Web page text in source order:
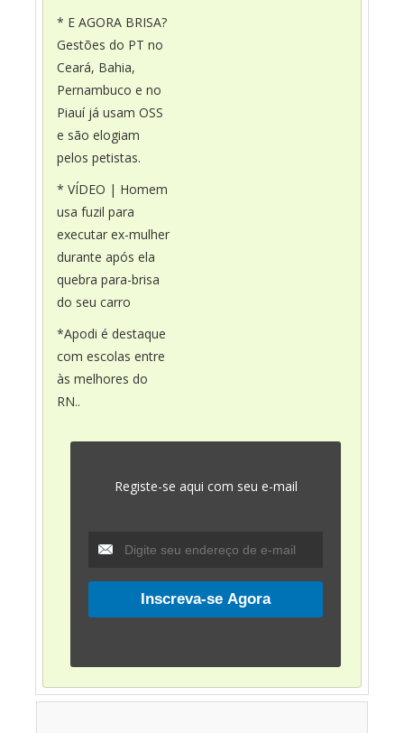
* E AGORA BRISA?
Gestões do PT no
Ceará, Bahia,
Pernambuco e no
Piauí já usam OSS
e são elogiam
pelos petistas.
* VÍDEO | Homem
usa fuzil para
executar ex-mulher
durante após ela
quebra para-brisa
do seu carro
*Apodi é destaque
com escolas entre
às melhores do
RN..
Registe-se aqui com seu e-mail